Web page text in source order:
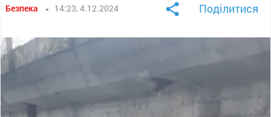
Безпека 14:23, 4.12.2024 Поділитися